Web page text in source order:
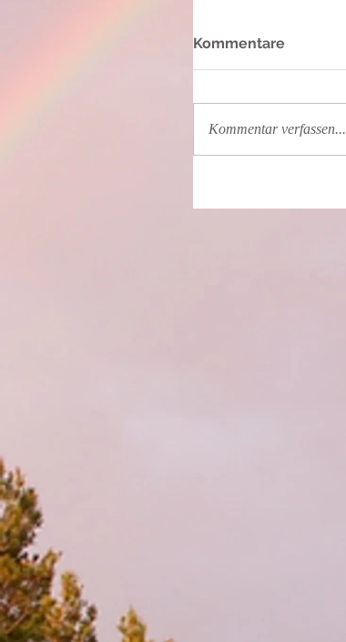
Kommentare
Kommentar verfassen...